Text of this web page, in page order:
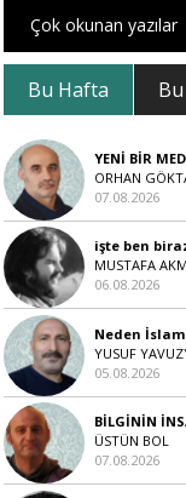
Çok okunan yazılar
Bu Hafta
YENİ BİR
ORHAN
07.08.2026
işte ben
MUSTAFA
06.08.2026
Neden
YUSUF
05.08.2026
BİLGİNİN
ÜSTÜN BOL
07.08.2026